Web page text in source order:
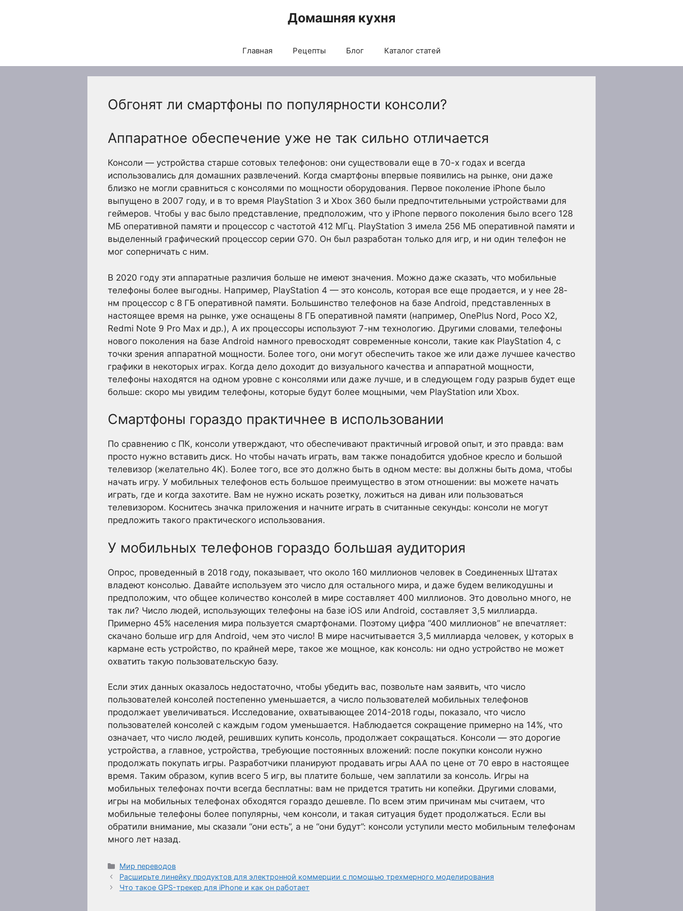
Домашняя кухня
Главная Рецепты Блог Каталог статей
Обгонят ли смартфоны по популярности консоли?
Аппаратное обеспечение уже не так сильно отличается
Консоли — устройства старше сотовых телефонов: они существовали еще в 70-х годах и всегда
использовались для домашних развлечений. Когда смартфоны впервые появились на рынке, они даже
близко не могли сравниться с консолями по мощности оборудования. Первое поколение iPhone было
выпущено в 2007 году, и в то время PlayStation 3 и Xbox 360 были предпочтительными устройствами для
геймеров. Чтобы у вас было представление, предположим, что у iPhone первого поколения было всего 128
МБ оперативной памяти и процессор с частотой 412 МГц. PlayStation 3 имела 256 МБ оперативной памяти и
выделенный графический процессор серии G70. Он был разработан только для игр, и ни один телефон не
мог соперничать с ним.
В 2020 году эти аппаратные различия больше не имеют значения. Можно даже сказать, что мобильные
телефоны более выгодны. Например, PlayStation 4 — это консоль, которая все еще продается, и у нее 28-
нм процессор с 8 ГБ оперативной памяти. Большинство телефонов на базе Android, представленных в
настоящее время на рынке, уже оснащены 8 ГБ оперативной памяти (например, OnePlus Nord, Poco X2,
Redmi Note 9 Pro Max и др.), А их процессоры используют 7-нм технологию. Другими словами, телефоны
нового поколения на базе Android намного превосходят современные консоли, такие как PlayStation 4, с
точки зрения аппаратной мощности. Более того, они могут обеспечить такое же или даже лучшее качество
графики в некоторых играх. Когда дело доходит до визуального качества и аппаратной мощности,
телефоны находятся на одном уровне с консолями или даже лучше, и в следующем году разрыв будет еще
больше: скоро мы увидим телефоны, которые будут более мощными, чем PlayStation или Xbox.
Смартфоны гораздо практичнее в использовании
По сравнению с ПК, консоли утверждают, что обеспечивают практичный игровой опыт, и это правда: вам
просто нужно вставить диск. Но чтобы начать играть, вам также понадобится удобное кресло и большой
телевизор (желательно 4K). Более того, все это должно быть в одном месте: вы должны быть дома, чтобы
начать игру. У мобильных телефонов есть большое преимущество в этом отношении: вы можете начать
играть, где и когда захотите. Вам не нужно искать розетку, ложиться на диван или пользоваться
телевизором. Коснитесь значка приложения и начните играть в считанные секунды: консоли не могут
предложить такого практического использования.
У мобильных телефонов гораздо большая аудитория
Опрос, проведенный в 2018 году, показывает, что около 160 миллионов человек в Соединенных Штатах
владеют консолью. Давайте используем это число для остального мира, и даже будем великодушны и
предположим, что общее количество консолей в мире составляет 400 миллионов. Это довольно много, не
так ли? Число людей, использующих телефоны на базе iOS или Android, составляет 3,5 миллиарда.
Примерно 45% населения мира пользуется смартфонами. Поэтому цифра “400 миллионов” не впечатляет:
скачано больше игр для Android, чем это число! В мире насчитывается 3,5 миллиарда человек, у которых в
кармане есть устройство, по крайней мере, такое же мощное, как консоль: ни одно устройство не может
охватить такую пользовательскую базу.
Если этих данных оказалось недостаточно, чтобы убедить вас, позвольте нам заявить, что число
пользователей консолей постепенно уменьшается, а число пользователей мобильных телефонов
продолжает увеличиваться. Исследование, охватывающее 2014-2018 годы, показало, что число
пользователей консолей с каждым годом уменьшается. Наблюдается сокращение примерно на 14%, что
означает, что число людей, решивших купить консоль, продолжает сокращаться. Консоли — это дорогие
устройства, а главное, устройства, требующие постоянных вложений: после покупки консоли нужно
продолжать покупать игры. Разработчики планируют продавать игры AAA по цене от 70 евро в настоящее
время. Таким образом, купив всего 5 игр, вы платите больше, чем заплатили за консоль. Игры на
мобильных телефонах почти всегда бесплатны: вам не придется тратить ни копейки. Другими словами,
игры на мобильных телефонах обходятся гораздо дешевле. По всем этим причинам мы считаем, что
мобильные телефоны более популярны, чем консоли, и такая ситуация будет продолжаться. Если вы
обратили внимание, мы сказали “они есть”, а не “они будут”: консоли уступили место мобильным телефонам
много лет назад.
Рубрики
Мир переводов
Расширьте линейку продуктов для электронной коммерции с помощью трехмерного моделирования
Что такое GPS-трекер для iPhone и как он работает